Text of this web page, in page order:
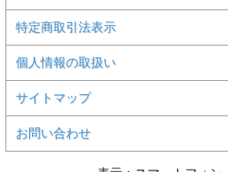
特定商取引法表示
個人情報の取扱い
サイトマップ
お問い合わせ